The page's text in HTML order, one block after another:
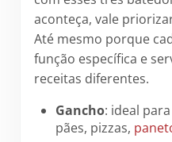
aconteça, vale
Até mesmo porque
função específica e
receitas diferentes.
Gancho: ideal
pães, pizzas,